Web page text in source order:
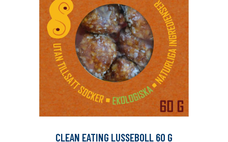
CLEAN EATING LUSSEBOLL 60 G